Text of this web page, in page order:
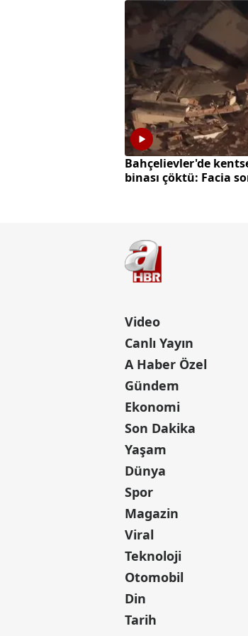
Bahçelievler'de
binası çöktü: Facia
Video
Canlı Yayın
A Haber Özel
Gündem
Ekonomi
Son Dakika
Yaşam
Dünya
Spor
Magazin
Viral
Teknoloji
Otomobil
Din
Tarih